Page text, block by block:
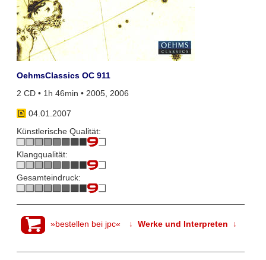
OehmsClassics OC 911
2 CD • 1h 46min • 2005, 2006
04.01.2007
Künstlerische Qualität:
Klangqualität:
Gesamteindruck:
»bestellen bei jpc« ↓ Werke und Interpreten ↓